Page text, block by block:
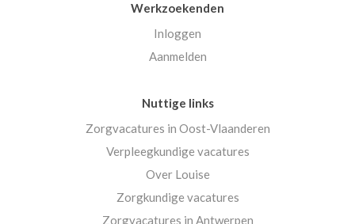
Werkzoekenden
Inloggen
Aanmelden
Nuttige links
Zorgvacatures in Oost-Vlaanderen
Verpleegkundige vacatures
Over Louise
Zorgkundige vacatures
Zorgvacatures in Antwerpen